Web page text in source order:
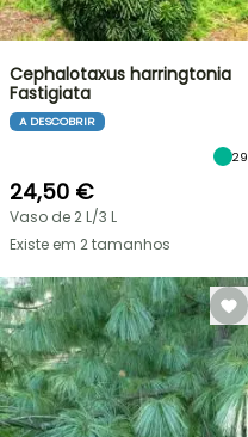
Cephalotaxus harringtonia
Fastigiata
A DESCOBRIR
29
24,50 €
Vaso de 2 L/3 L
Existe em 2 tamanhos